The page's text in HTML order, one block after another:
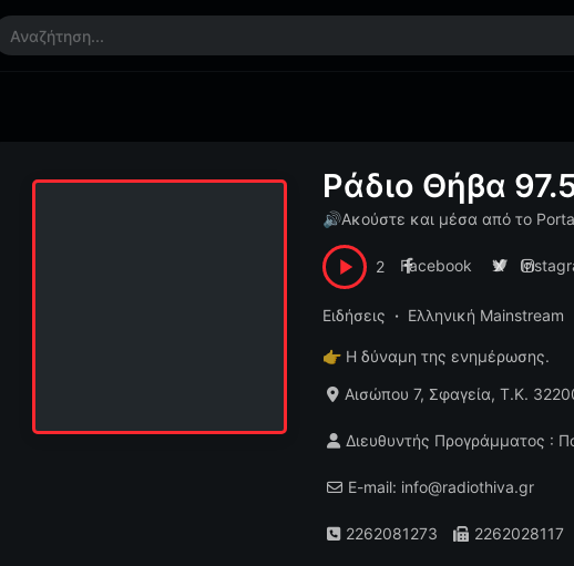
Ράδιο Θήβα
🔊Ακούστε και μέσα από το
2 Facebook X
Ειδήσεις Ελληνική Mainstream
👉 Η δύναμη της ενημέρωσης.
Αισώπου 7, Σφαγεία, T.K.
Διευθυντής Προγράμματος :
E-mail: info@radiothiva.gr
2262081273 2262028117